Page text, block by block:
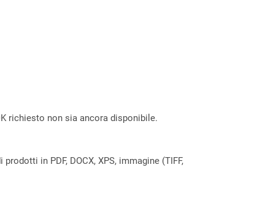
richiesto non sia ancora disponibile.
in PDF, DOCX, XPS, immagine (TIFF,